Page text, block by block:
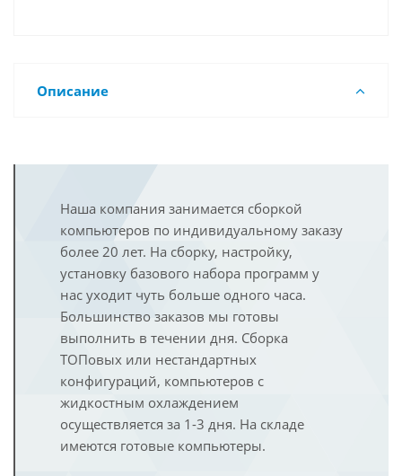
Описание
Наша компания занимается сборкой
компьютеров по индивидуальному заказу
более 20 лет. На сборку, настройку,
установку базового набора программ у
нас уходит чуть больше одного часа.
Большинство заказов мы готовы
выполнить в течении дня. Сборка
ТОПовых или нестандартных
конфигураций, компьютеров с
жидкостным охлаждением
осуществляется за 1-3 дня. На складе
имеются готовые компьютеры.